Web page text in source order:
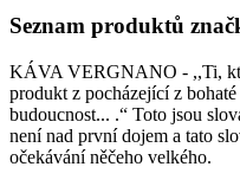
Seznam produktů
KÁVA VERGNANO - ,,Ti,
produkt z pocházející z
budoucnost... .“ Toto jsou
není nad první dojem a tato
očekávání něčeho velkého.